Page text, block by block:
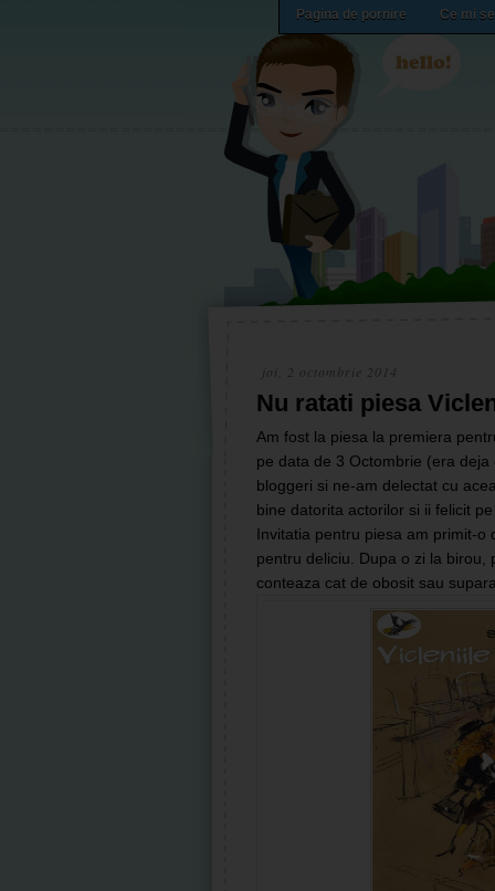
Pagina de pornire Ce mi
joi, 2 octombrie 2014
Nu ratati piesa
Am fost la piesa la premiera
pe data de 3 Octombrie (era
bloggeri si ne-am delectat cu
bine datorita actorilor si ii felicit
Invitatia pentru piesa am primit-o
pentru deliciu. Dupa o zi la birou,
conteaza cat de obosit sau